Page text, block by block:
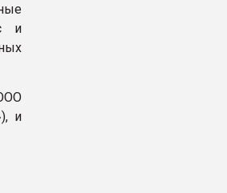
и
и